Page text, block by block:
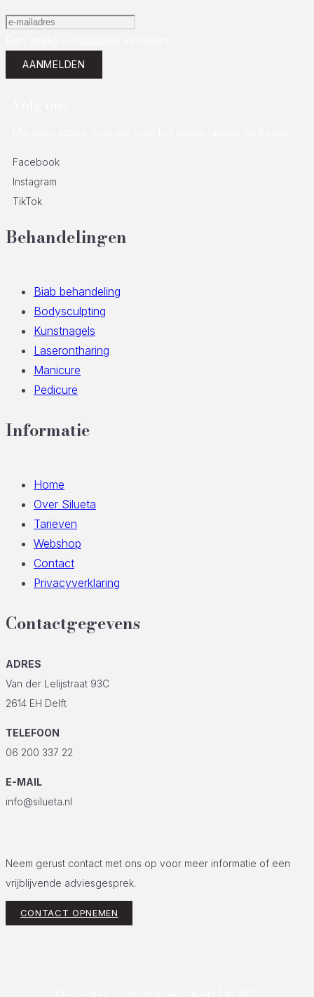
AANMELDEN
Facebook
Instagram
TikTok
Behandelingen
Biab behandeling
Bodysculpting
Kunstnagels
Laserontharing
Manicure
Pedicure
Informatie
Home
Over Silueta
Tarieven
Webshop
Contact
Privacyverklaring
Contactgegevens
ADRES
Van der Lelijstraat 93C
2614 EH Delft
TELEFOON
06 200 337 22
E-MAIL
info@silueta.nl
Neem gerust contact met ons op voor meer informatie of een
vrijblijvende adviesgesprek.
CONTACT OPNEMEN